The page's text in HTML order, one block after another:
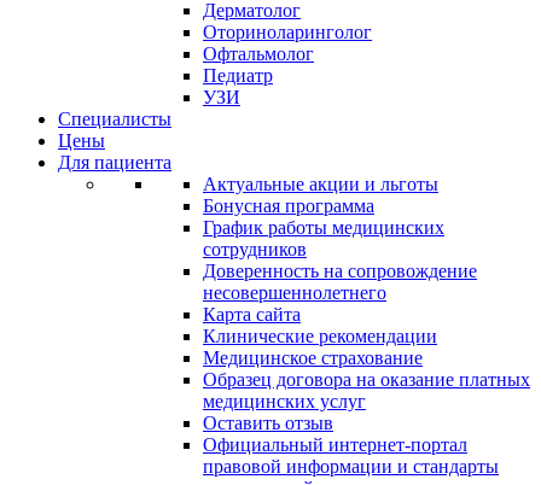
Дерматолог
Оториноларинголог
Офтальмолог
Педиатр
УЗИ
Специалисты
Цены
Для пациента
Актуальные акции и льготы
Бонусная программа
График работы медицинских
сотрудников
Доверенность на сопровождение
несовершеннолетнего
Карта сайта
Клинические рекомендации
Медицинское страхование
Образец договора на оказание платных
медицинских услуг
Оставить отзыв
Официальный интернет-портал
правовой информации и стандарты